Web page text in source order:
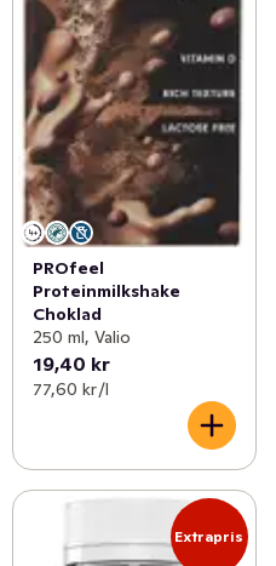
PROfeel
Proteinmilkshake
Choklad
250 ml, Valio
19,40 kr
77,60 kr /l
Extrapris